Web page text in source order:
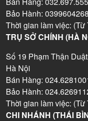
Bảo Hành: 0399604268
Thời gian làm việc: (Từ
TRỤ SỞ CHÍNH (HÀ
Số 19 Phạm Thận
Hà Nội
Bán Hàng:
Bảo Hành:
Thời gian làm việc: (Từ
CHI NHÁNH (THÁI